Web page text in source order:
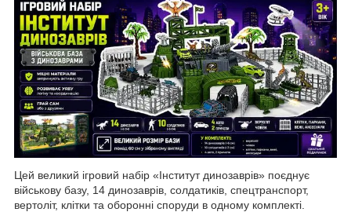
Цей великий ігровий набір «Інститут динозаврів» поєднує
військову базу, 14 динозаврів, солдатиків, спецтранспорт,
вертоліт, клітки та оборонні споруди в одному комплекті.